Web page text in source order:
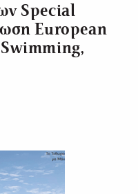
Special
European